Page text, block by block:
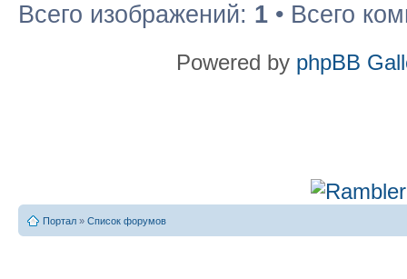
Всего изображений: 1 • Всего
Powered by phpBB
Портал » Список форумов